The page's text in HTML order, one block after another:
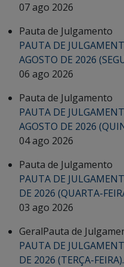
07 ago 2026
Pauta de Julgamento
PAUTA DE
AGOSTO DE 2026
06 ago 2026
Pauta de Julgamento
PAUTA DE
AGOSTO DE 2026
04 ago 2026
Pauta de Julgamento
PAUTA DE
DE 2026 (QUARTA-
03 ago 2026
GeralPauta de
PAUTA DE
DE 2026 (TERÇA-FEIRA).